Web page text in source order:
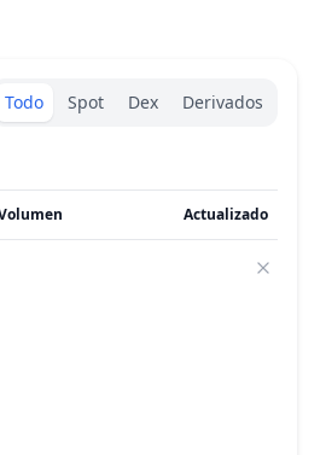
Exchanges type
Todo Spot Dex Derivados
Actualizado